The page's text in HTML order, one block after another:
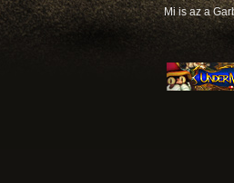
Mi is az a